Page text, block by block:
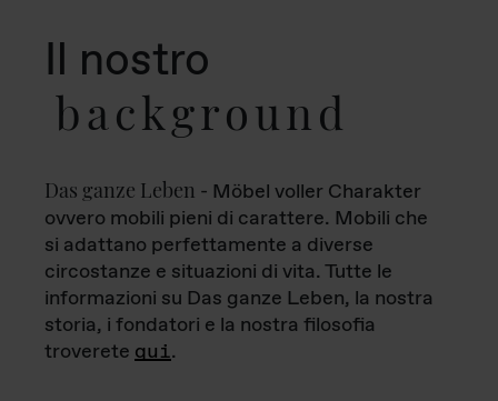
Il nostro
background
Das ganze Leben - Möbel voller Charakter
ovvero mobili pieni di carattere. Mobili che
si adattano perfettamente a diverse
circostanze e situazioni di vita. Tutte le
informazioni su Das ganze Leben, la nostra
storia, i fondatori e la nostra filosofia
troverete qui.